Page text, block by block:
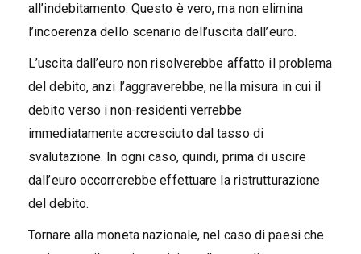
all’indebitamento. Questo è vero, ma non elimina
l’incoerenza dello scenario dell’uscita dall’euro.
L’uscita dall’euro non risolverebbe affatto il problema
del debito, anzi l’aggraverebbe, nella misura in cui il
debito verso i non-residenti verrebbe
immediatamente accresciuto dal tasso di
svalutazione. In ogni caso, quindi, prima di uscire
dall’euro occorrerebbe effettuare la ristrutturazione
del debito.
Tornare alla moneta nazionale, nel caso di paesi che